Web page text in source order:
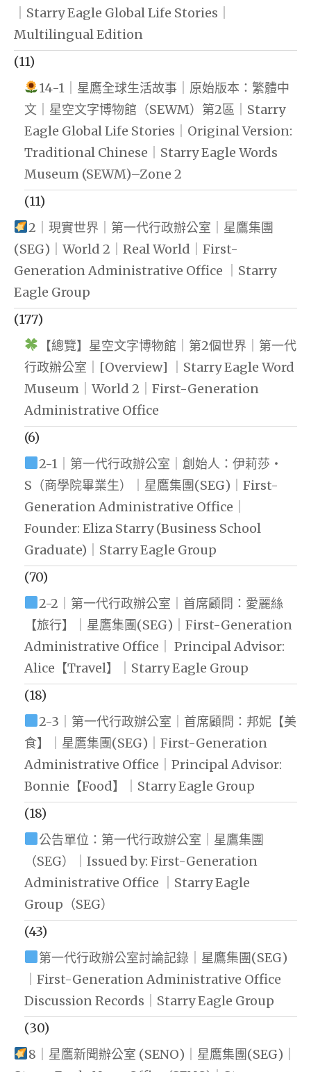
｜Starry Eagle Global Life Stories｜
Multilingual Edition
(11)
14-1｜星鷹全球生活故事｜原始版本：繁體中
文｜星空文字博物館（SEWM）第2區｜Starry
Eagle Global Life Stories｜Original Version:
Traditional Chinese｜Starry Eagle Words
Museum (SEWM)–Zone 2
(11)
2｜現實世界｜第一代行政辦公室｜星鷹集團
(SEG)｜World 2｜Real World｜First-
Generation Administrative Office ｜Starry
Eagle Group
(177)
【總覽】星空文字博物館｜第2個世界｜第一代
行政辦公室｜[Overview] ｜Starry Eagle Word
Museum｜World 2｜First-Generation
Administrative Office
(6)
2-1｜第一代行政辦公室｜創始人：伊莉莎・
S（商學院畢業生）｜星鷹集團(SEG)｜First-
Generation Administrative Office｜
Founder: Eliza Starry (Business School
Graduate)｜Starry Eagle Group
(70)
2-2｜第一代行政辦公室｜首席顧問：愛麗絲
【旅行】｜星鷹集團(SEG)｜First-Generation
Administrative Office｜ Principal Advisor:
Alice【Travel】｜Starry Eagle Group
(18)
2-3｜第一代行政辦公室｜首席顧問：邦妮【美
食】｜星鷹集團(SEG)｜First-Generation
Administrative Office｜Principal Advisor:
Bonnie【Food】｜Starry Eagle Group
(18)
公告單位：第一代行政辦公室｜星鷹集團
（SEG）｜Issued by: First-Generation
Administrative Office ｜Starry Eagle
Group（SEG）
(43)
第一代行政辦公室討論記錄｜星鷹集團(SEG)
｜First-Generation Administrative Office
Discussion Records｜Starry Eagle Group
(30)
8｜星鷹新聞辦公室 (SENO)｜星鷹集團(SEG)｜